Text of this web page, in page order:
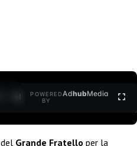
POWERED
BY
AdhubMedia
del Grande Fratello per la